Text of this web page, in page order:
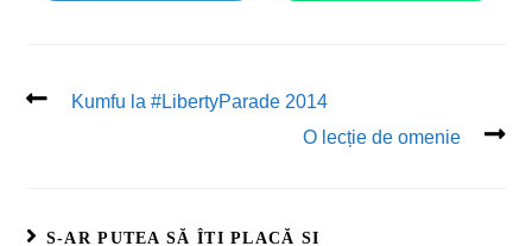
Kumfu la #LibertyParade 2014
O lecție de omenie
S-AR PUTEA SĂ ÎȚI PLACĂ ȘI